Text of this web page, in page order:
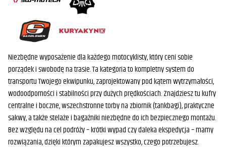
Niezbędne wyposażenie dla każdego motocyklisty, który ceni sobie
porządek i swobodę na trasie. Ta kategoria to kompletny system do
transportu Twojego ekwipunku, zaprojektowany pod kątem wytrzymałości,
wodoodporności i stabilności przy dużych prędkościach. Znajdziesz tu kufry
centralne i boczne, wszechstronne torby na zbiornik (tankbagi), praktyczne
sakwy, a także stelaże i bagażniki niezbędne do ich bezpiecznego montażu.
Bez względu na cel podróży – krótki wypad czy daleka ekspedycja – mamy
rozwiązania, dzięki którym zapakujesz wszystko, czego potrzebujesz.